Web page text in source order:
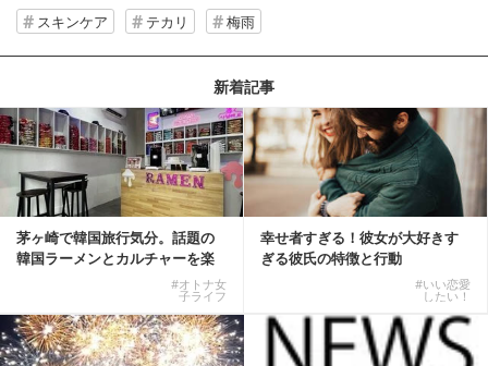
スキンケア テカリ 梅雨
新着記事
茅ヶ崎で韓国旅行気分。話題の
韓国ラーメンとカルチャーを楽
#オトナ女
子ライフ
幸せ者すぎる！彼女が大好きす
ぎる彼氏の特徴と行動
#いい恋愛
したい！